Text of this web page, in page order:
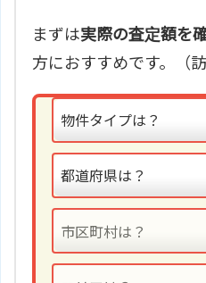
まずは実際の査定額を
方におすすめです。（